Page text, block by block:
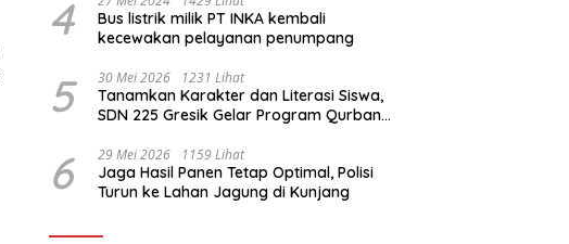
4
Bus listrik milik PT INKA kembali
kecewakan pelayanan penumpang
5 30 Mei 2026 1231 Lihat
Tanamkan Karakter dan Literasi Siswa,
SDN 225 Gresik Gelar Program Qurban
6 29 Mei 2026 1159 Lihat
Jaga Hasil Panen Tetap Optimal, Polisi
Turun ke Lahan Jagung di Kunjang